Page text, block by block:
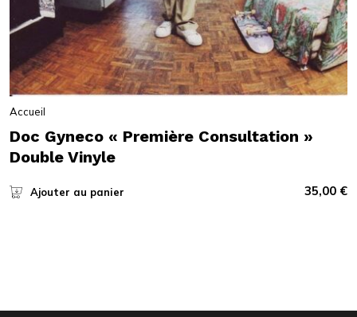
Accueil
Doc Gyneco « Première Consultation »
Double Vinyle
Ajouter au panier 35,00 €